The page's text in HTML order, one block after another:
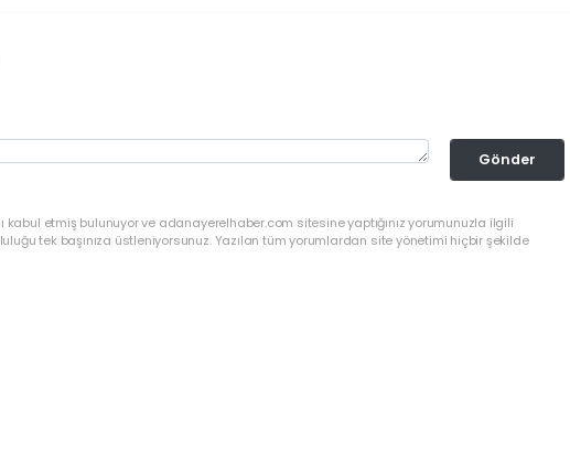
Gönder
kabul etmiş bulunuyor ve adanayerelhaber.com sitesine yaptığınız yorumunuzla ilgili
tek başınıza üstleniyorsunuz. Yazılan tüm yorumlardan site yönetimi hiçbir şekilde